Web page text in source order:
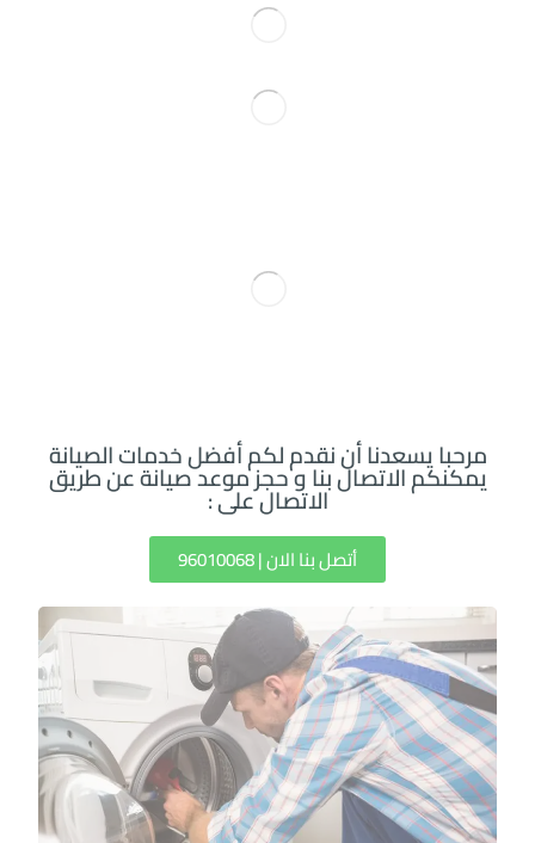
مرحبا يسعدنا أن نقدم لكم أفضل خدمات الصيانة
يمكنكم الاتصال بنا و حجز موعد صيانة عن طريق
الاتصال على :
أتصل بنا الان | 96010068